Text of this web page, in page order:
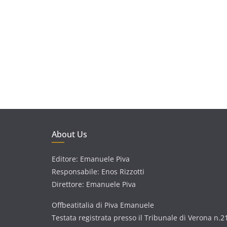
About Us
Editore: Emanuele Piva
Responsabile: Enos Rizzotti
Direttore: Emanuele Piva
Offbeatitalia di Piva Emanuele
Testata registrata presso il Tribunale di Verona